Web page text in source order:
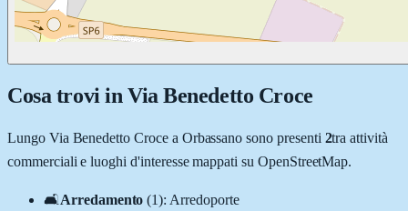
Cosa trovi in Via Benedetto Croce
Lungo Via Benedetto Crocea Orbassano sono presenti 2tra attività
commerciali e luoghi d'interesse mappati su OpenStreetMap.
🛋️Arredamento (1): Arredoporte